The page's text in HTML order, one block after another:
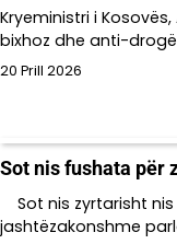
Kryeministri i
bixhoz dhe anti-
20 Prill 2026
Sot nis fushata për
Sot nis zyrtarisht
jashtëzakonshme